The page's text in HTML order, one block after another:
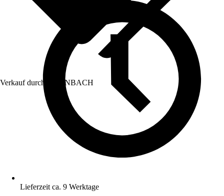
Verkauf durch: HORNBACH
Lieferzeit ca. 9 Werktage